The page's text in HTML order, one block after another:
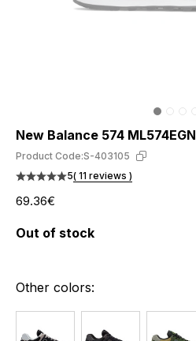
New Balance 574 ML574EGN
Product Code:S-403105
5( 11 reviews )
69.36€
Out of stock
Other colors: